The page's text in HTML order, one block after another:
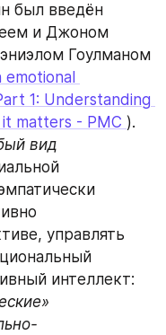
был введён
и Джоном
Гоулманом
1: Understanding
matters - PMC ).
вид
управлять
интеллект: